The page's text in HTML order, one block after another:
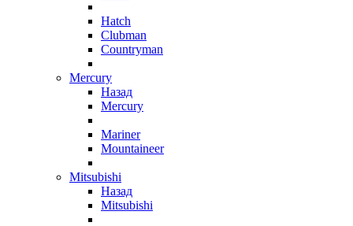
Hatch
Clubman
Countryman
Mercury
Назад
Mercury
Mariner
Mountaineer
Mitsubishi
Назад
Mitsubishi